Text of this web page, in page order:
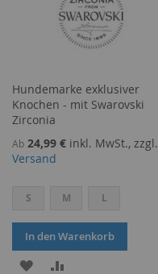
Hundemarke exklusiver
Knochen - mit Swarovski
Zirconia
Ab 24,99 € inkl. MwSt., zzgl.
Versand
S M L
In den Warenkorb
ZUR